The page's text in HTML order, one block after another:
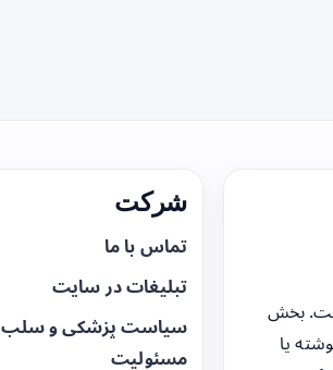
بخش
یا
شرکت
تماس با ما
تبلیغات در سایت
سیاست پزشکی و سلب
مسئولیت